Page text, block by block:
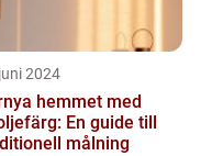
2024
hemmet med
En guide till
målning